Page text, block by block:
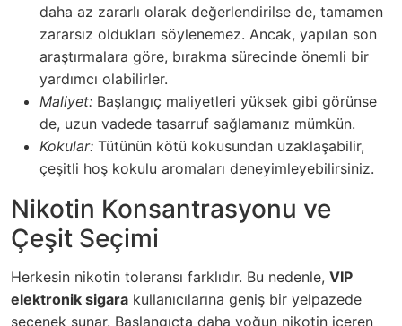
daha az zararlı olarak değerlendirilse de, tamamen
zararsız oldukları söylenemez. Ancak, yapılan son
araştırmalara göre, bırakma sürecinde önemli bir
yardımcı olabilirler.
Maliyet: Başlangıç maliyetleri yüksek gibi görünse
de, uzun vadede tasarruf sağlamanız mümkün.
Kokular: Tütünün kötü kokusundan uzaklaşabilir,
çeşitli hoş kokulu aromaları deneyimleyebilirsiniz.
Nikotin Konsantrasyonu ve
Çeşit Seçimi
Herkesin nikotin toleransı farklıdır. Bu nedenle, VIP
elektronik sigara kullanıcılarına geniş bir yelpazede
seçenek sunar. Başlangıçta daha yoğun nikotin içeren